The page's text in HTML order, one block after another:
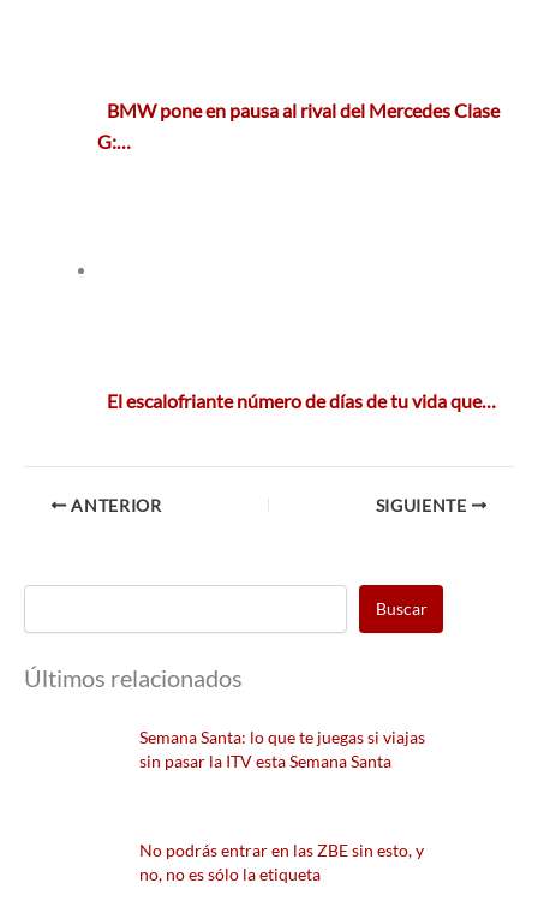
BMW pone en pausa al rival del Mercedes Clase
G:…
El escalofriante número de días de tu vida que…
ANTERIOR SIGUIENTE
Buscar
Últimos relacionados
Semana Santa: lo que te juegas si viajas
sin pasar la ITV esta Semana Santa
No podrás entrar en las ZBE sin esto, y
no, no es sólo la etiqueta